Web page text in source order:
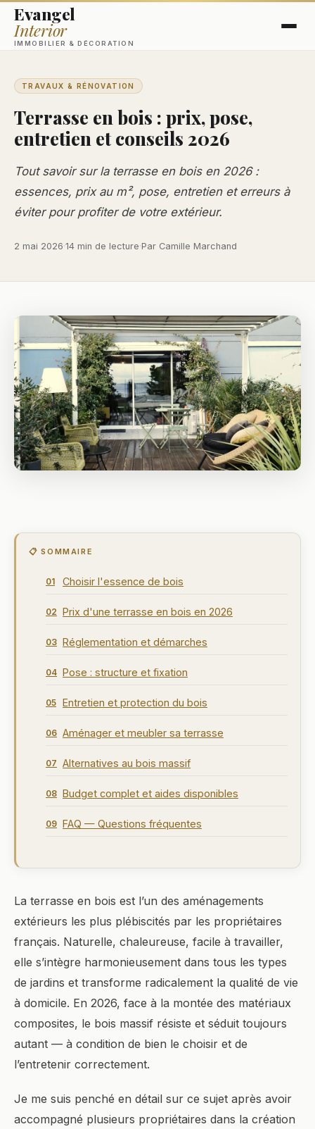
Evangel
Interior
IMMOBILIER & DÉCORATION
TRAVAUX & RÉNOVATION
Terrasse en bois : prix, pose,
entretien et conseils 2026
Tout savoir sur la terrasse en bois en 2026 :
essences, prix au m², pose, entretien et erreurs à
éviter pour profiter de votre extérieur.
2 mai 2026·14 min de lecture·Par Camille Marchand
📋 SOMMAIRE
01 Choisir l'essence de bois
02 Prix d'une terrasse en bois en 2026
03 Réglementation et démarches
04 Pose : structure et fixation
05 Entretien et protection du bois
06 Aménager et meubler sa terrasse
07 Alternatives au bois massif
08 Budget complet et aides disponibles
09 FAQ — Questions fréquentes
La terrasse en bois est l’un des aménagements
extérieurs les plus plébiscités par les propriétaires
français. Naturelle, chaleureuse, facile à travailler,
elle s’intègre harmonieusement dans tous les types
de jardins et transforme radicalement la qualité de vie
à domicile. En 2026, face à la montée des matériaux
composites, le bois massif résiste et séduit toujours
autant — à condition de bien le choisir et de
l’entretenir correctement.
Je me suis penché en détail sur ce sujet après avoir
accompagné plusieurs propriétaires dans la création